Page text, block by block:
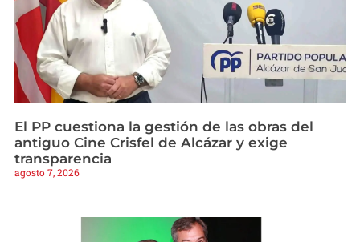
El PP cuestiona la gestión de las obras del
antiguo Cine Crisfel de Alcázar y exige
transparencia
agosto 7, 2026